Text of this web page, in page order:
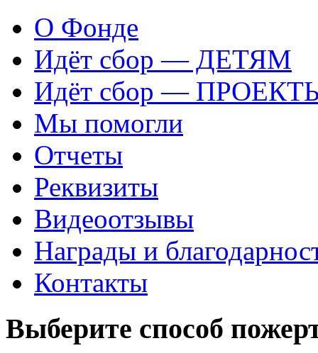
О Фонде
Идёт сбор — ДЕТЯМ
Идёт сбор —
Мы помогли
Отчеты
Реквизиты
Видеоотзывы
Награды и
Контакты
Выберите способ